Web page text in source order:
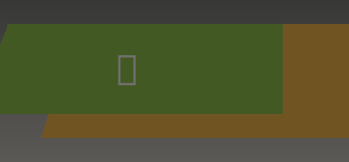
Wonach suchen